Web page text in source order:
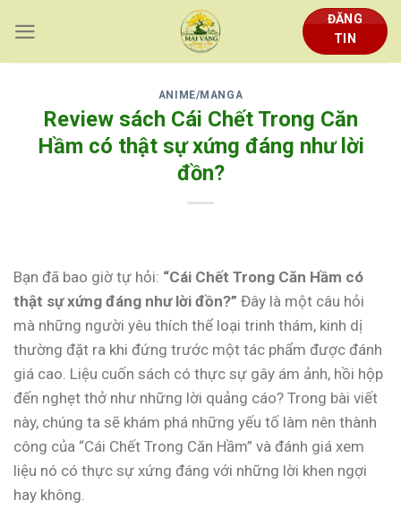
content
ĐĂNG
TIN
ANIME/MANGA
Review sách Cái Chết Trong Căn
Hầm có thật sự xứng đáng như lời
đồn?
Bạn đã bao giờ tự hỏi: “Cái Chết Trong Căn Hầm có
thật sự xứng đáng như lời đồn?” Đây là một câu hỏi
mà những người yêu thích thể loại trinh thám, kinh dị
thường đặt ra khi đứng trước một tác phẩm được đánh
giá cao. Liệu cuốn sách có thực sự gây ám ảnh, hồi hộp
đến nghẹt thở như những lời quảng cáo? Trong bài viết
này, chúng ta sẽ khám phá những yếu tố làm nên thành
công của “Cái Chết Trong Căn Hầm” và đánh giá xem
liệu nó có thực sự xứng đáng với những lời khen ngợi
hay không.